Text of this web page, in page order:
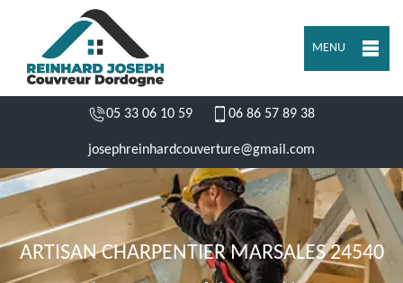
MENU
05 33 06 10 59 06 86 57 89 38
josephreinhardcouverture@gmail.com
ARTISAN CHARPENTIER MARSALES 24540